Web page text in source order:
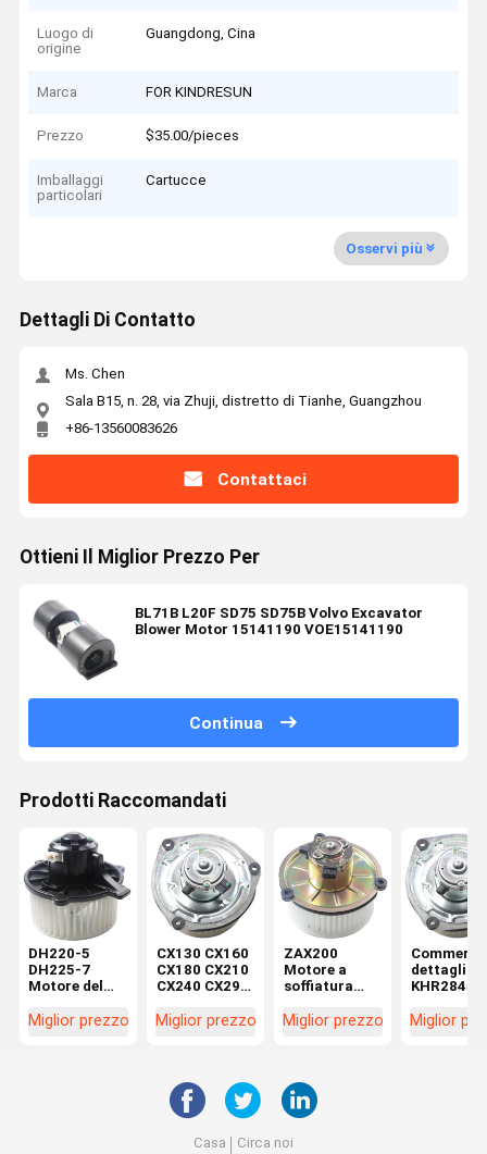
Luogo di
origine
Guangdong, Cina
Marca FOR KINDRESUN
Prezzo $35.00/pieces
Imballaggi
particolari
Cartucce
Osservi più
Dettagli Di Contatto
Ms. Chen
Sala B15, n. 28, via Zhuji, distretto di Tianhe, Guangzhou
+86-13560083626
Contattaci
Ottieni Il Miglior Prezzo Per
BL71B L20F SD75 SD75B Volvo Excavator
Blower Motor 15141190 VOE15141190
Continua
Prodotti Raccomandati
DH220-5
DH225-7
Motore del
escavatore
Miglior prezzo
CX130 CX160
CX180 CX210
CX240 CX290
Macchine di
KHR2845
Miglior prezzo
ZAX200
Motore a
soffiatura
4370266 per
riparazione di
macchine
Miglior prezzo
dettaglio
KHR2845
CX160
Miglior
Casa Circa noi